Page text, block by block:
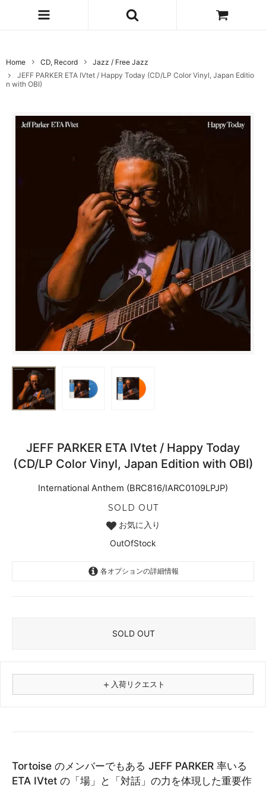
Home CD, Record
Jazz / Free Jazz
JEFF PARKER ETA IVtet / Happy Today (CD/LP Color Vinyl, Japan Editio
n with OBI)
JEFF PARKER ETA IVtet / Happy Today
(CD/LP Color Vinyl, Japan Edition with OBI)
International Anthem (BRC816/IARC0109LPJP)
SOLD OUT
お気に入り
OutOfStock
各オプションの詳細情報
OutOfStock
SOLD OUT
＋ 入荷リクエスト
フォーマット
Tortoise のメンバーでもある JEFF PARKER 率いる
ETA IVtet の「場」と「対話」の力を体現した重要作